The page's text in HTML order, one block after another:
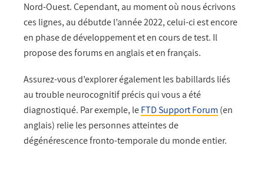
Nord-Ouest. Cependant, au moment où nous écrivons
ces lignes, au débutde l’année 2022, celui-ci est encore
en phase de développement et en cours de test. Il
propose des forumsen anglais et en français.
Assurez-vous d’explorer également les babillards liés
au trouble neurocognitif précis qui vous a été
diagnostiqué. Par exemple, leFTD Support Forum (en
anglais) relie les personnes atteintes de
dégénérescence fronto-temporaledu monde entier.